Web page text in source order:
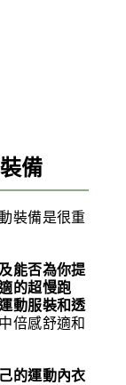
備
裝備是很重
能否為你提
的超慢跑
動服裝和透
倍感舒適和
的運動內衣